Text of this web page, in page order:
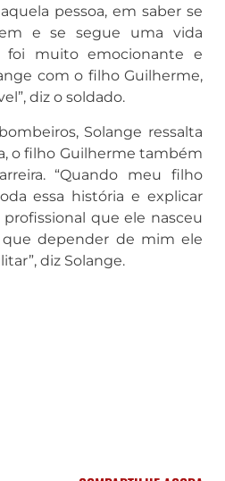
pessoa, em saber se
e se segue uma vida
foi muito emocionante e
com o filho Guilherme,
diz o soldado.
Solange ressalta
o filho Guilherme também
“Quando meu filho
essa história e explicar
que ele nasceu
depender de mim ele
diz Solange.